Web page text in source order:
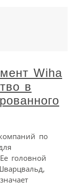
Wiha
в
по
головной